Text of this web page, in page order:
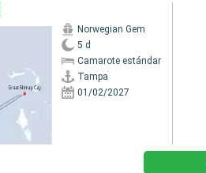
Norwegian Gem
5 d
Camarote estándar
Tampa
01/02/2027